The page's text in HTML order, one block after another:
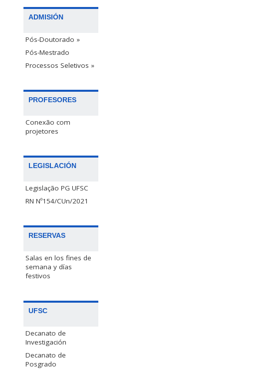
ADMISIÓN
Pós-Doutorado »
Pós-Mestrado
Processos Seletivos »
PROFESORES
Conexão com
projetores
LEGISLACIÓN
Legislação PG UFSC
RN Nº154/CUn/2021
RESERVAS
Salas en los fines de
semana y días
festivos
UFSC
Decanato de
Investigación
Decanato de
Posgrado